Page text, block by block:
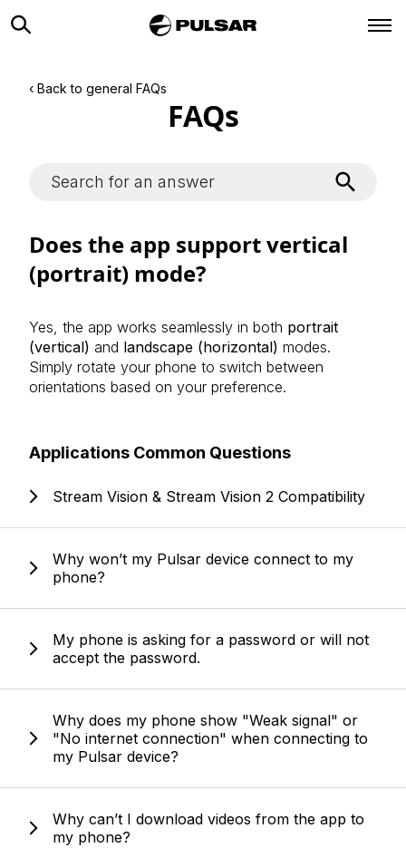
‹ Back to general FAQs
FAQs
Does the app support vertical
(portrait) mode?
Yes, the app works seamlessly in both portrait
(vertical) and landscape (horizontal) modes.
Simply rotate your phone to switch between
orientations based on your preference.
Applications Common Questions
Stream Vision & Stream Vision 2 Compatibility
Why won’t my Pulsar device connect to my
phone?
My phone is asking for a password or will not
accept the password.
Why does my phone show "Weak signal" or
"No internet connection" when connecting to
my Pulsar device?
Why can’t I download videos from the app to
my phone?